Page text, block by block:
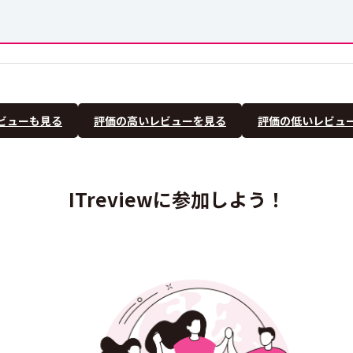
ューも見る 評価の高いレビューを見る 評価の低いレビュ
ITreviewに参加しよう！